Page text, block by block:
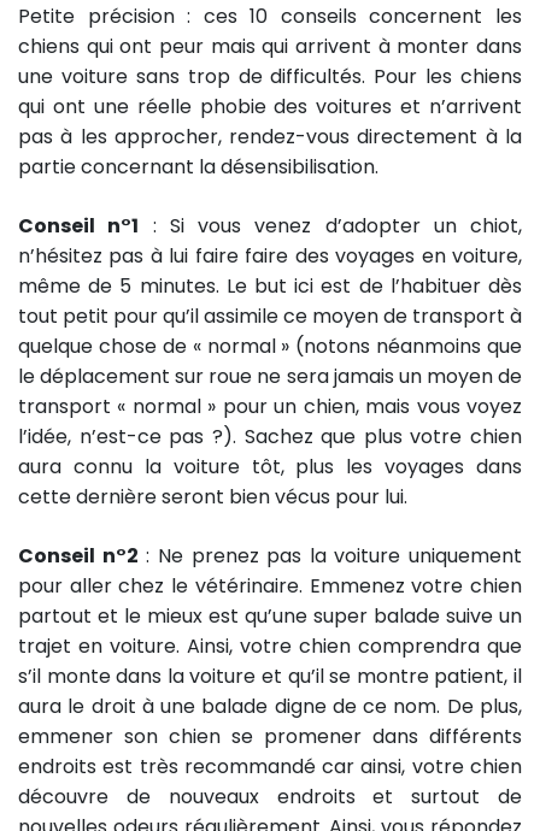
Petite précision : ces 10 conseils concernent les
chiens qui ont peur mais qui arrivent à monter dans
une voiture sans trop de difficultés. Pour les chiens
qui ont une réelle phobie des voitures et n’arrivent
pas à les approcher, rendez-vous directement à la
partie concernant la désensibilisation.
Conseil n°1 : Si vous venez d’adopter un chiot,
n’hésitez pas à lui faire faire des voyages en voiture,
même de 5 minutes. Le but ici est de l’habituer dès
tout petit pour qu’il assimile ce moyen de transport à
quelque chose de « normal » (notons néanmoins que
le déplacement sur roue ne sera jamais un moyen de
transport « normal » pour un chien, mais vous voyez
l’idée, n’est-ce pas ?). Sachez que plus votre chien
aura connu la voiture tôt, plus les voyages dans
cette dernière seront bien vécus pour lui.
Conseil n°2 : Ne prenez pas la voiture uniquement
pour aller chez le vétérinaire. Emmenez votre chien
partout et le mieux est qu’une super balade suive un
trajet en voiture. Ainsi, votre chien comprendra que
s’il monte dans la voiture et qu’il se montre patient, il
aura le droit à une balade digne de ce nom. De plus,
emmener son chien se promener dans différents
endroits est très recommandé car ainsi, votre chien
découvre de nouveaux endroits et surtout de